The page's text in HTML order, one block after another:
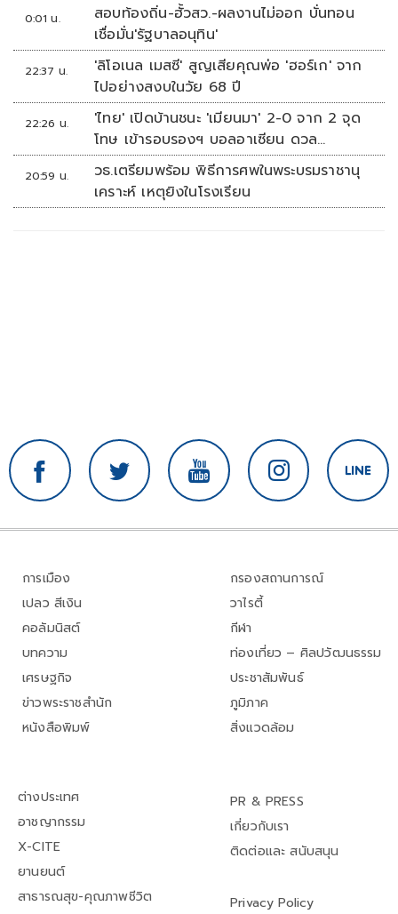
0:01 น.
สอบท้องถิ่น-ฮั้วสว.-ผลงานไม่ออก บั่นทอน
เชื่อมั่น'รัฐบาลอนุทิน'
22:37 น.
'ลิโอเนล เมสซี' สูญเสียคุณพ่อ 'ฮอร์เก' จาก
ไปอย่างสงบในวัย 68 ปี
22:26 น.
'ไทย' เปิดบ้านชนะ 'เมียนมา' 2-0 จาก 2 จุด
โทษ เข้ารอบรองฯ บอลอาเซียน ดวล
'สิงคโปร์'
20:59 น.
วธ.เตรียมพร้อม พิธีการศพในพระบรมราชานุ
เคราะห์ เหตุยิงในโรงเรียน
การเมือง
เปลว สีเงิน
คอลัมนิสต์
บทความ
เศรษฐกิจ
ข่าวพระราชสำนัก
หนังสือพิมพ์
กรองสถานการณ์
วาไรตี้
กีฬา
ท่องเที่ยว – ศิลปวัฒนธรรม
ประชาสัมพันธ์
ภูมิภาค
สิ่งแวดล้อม
ต่างประเทศ
อาชญากรรม
X-CITE
ยานยนต์
สาธารณสุข-คุณภาพชีวิต
PR & PRESS
เกี่ยวกับเรา
ติดต่อและ สนับสนุน
Privacy Policy